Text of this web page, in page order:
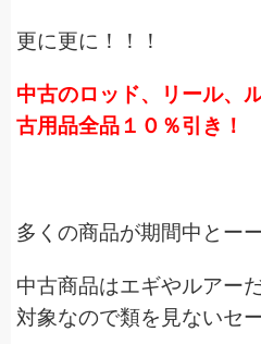
更に更に！！！
中古のロッド、リール、
古用品全品１０％引き！
多くの商品が期間中とー
中古商品はエギやルアー
対象なので類を見ないセ